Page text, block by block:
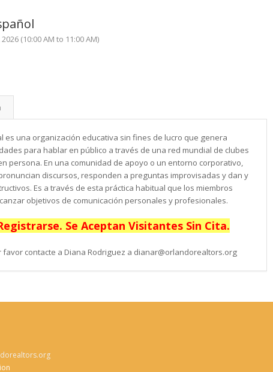
(10:00 AM to 11:00 AM)
es una organización educativa sin fines de lucro que genera
para hablar en público a través de una red mundial de clubes
persona. En una comunidad de apoyo o un entorno corporativo,
discursos, responden a preguntas improvisadas y dan y
Es a través de esta práctica habitual que los miembros
objetivos de comunicación personales y profesionales.
Se Aceptan Visitantes Sin Cita.
contacte a Diana Rodriguez a dianar@orlandorealtors.org